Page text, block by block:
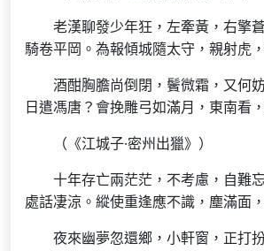
老漢聊發少年狂，左牽黃，右擎
騎卷平岡。為報傾城隨太守，親射虎
酒酣胸膽尚倒閉，鬢微霜，又何
日遣馮唐？會挽雕弓如滿月，東南看
（《江城子·密州出獵》）
十年存亡兩茫茫，不考慮，自難
處話凄涼。縱使重逢應不識，塵滿面
夜來幽夢忽還鄉，小軒窗，正打